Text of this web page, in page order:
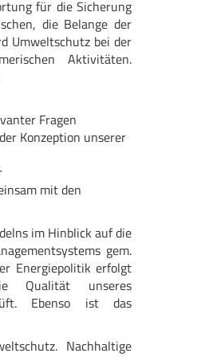
für die Sicherung
die Belange der
Umweltschutz bei der
Aktivitäten.
Fragen
Konzeption unserer
mit den
im Hinblick auf die
gem.
Energiepolitik erfolgt
Qualität unseres
Ebenso ist das
Nachhaltige